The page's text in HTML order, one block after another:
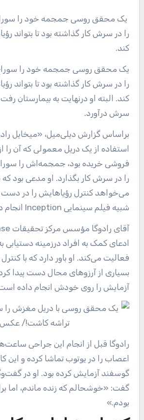
یک محقق روسی جمجمه خود را سوراخ کرده و تراشه‌ای
را در سرش کار گذاشته بود تا بتواند
کند.
یک محقق روسی جمجمه خود را سوراخ کرده و تراشه‌ای
را در سرش کار گذاشته بود تا بتواند
کند. البته او درنهایت به بیمارستان رفت
سرش درآورد.
براساس گزارش دیلی‌میل، «میخایل
استفاده از یک دریل معمولی که آن را از
فروشی خریده بود، جمجمه‌اش را
را در سرش کار بگذارد. او مدعی بود که
می‌خواهد کنترل رؤیاهایش را در دست
شبیه فیلم سینمایی Inception انجام دهد.
ادعای کمک به افراد درزمینه دستیابی
فعالیت می‌کند. او باور دارد که با
بسیاری از آرزوهای محال دست پیدا
آزمایش را روی خودش انجام داده
رادوگا قبل از انجام این جراحی
اعصاب را در یوتوب تماشا کرده و این
گفت: «خوشحالم که زنده ماندم، اما
بودم.»